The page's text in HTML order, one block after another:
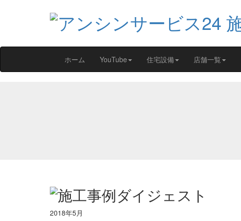
ホーム YouTube 住宅設備 店舗一覧
2018年5月